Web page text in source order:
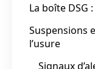
La boîte DSG
Suspensions
l’usure
Signaux